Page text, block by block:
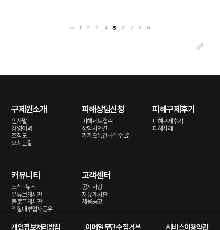
1 2 3 4 5 6 7 8
구제원소개
인사말
경영이념
조직도
오시는길
피해상담신청
피해제보접수
상담사연결
카카오톡긴급접수
피해구제후기
피해구제후기
피해사례
커뮤니티
소식 · 뉴스
유튜브게시판
블로그게시판
악질대부업자공유
고객센터
공지사항
자유게시판
채용공고
개인정보처리방침 이메일무단수집거부 서비스이용약관